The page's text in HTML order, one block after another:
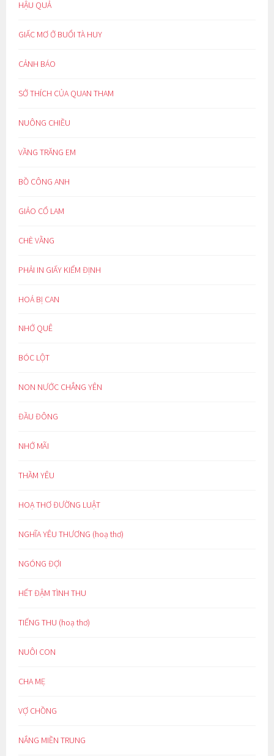
HẬU QUẢ
GIẤC MƠ Ở BUỔI TÀ HUY
CẢNH BÁO
SỞ THÍCH CỦA QUAN THAM
NUÔNG CHIỀU
VẦNG TRĂNG EM
BỒ CÔNG ANH
GIẢO CỔ LAM
CHÈ VẰNG
PHẢI IN GIẤY KIỂM ĐỊNH
HOÁ BỊ CAN
NHỚ QUÊ
BÓC LỘT
NON NƯỚC CHẲNG YÊN
ĐẦU ĐÔNG
NHỚ MÃI
THẦM YÊU
HOẠ THƠ ĐƯỜNG LUẬT
NGHĨA YÊU THƯƠNG (hoạ thơ)
NGÓNG ĐỢI
HẾT ĐẬM TÌNH THU
TIẾNG THU (hoạ thơ)
NUÔI CON
CHA MẸ
VỢ CHỒNG
NẮNG MIỀN TRUNG